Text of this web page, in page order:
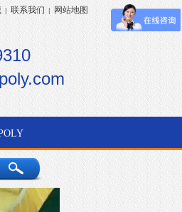
| 联系我们 | 网站地图